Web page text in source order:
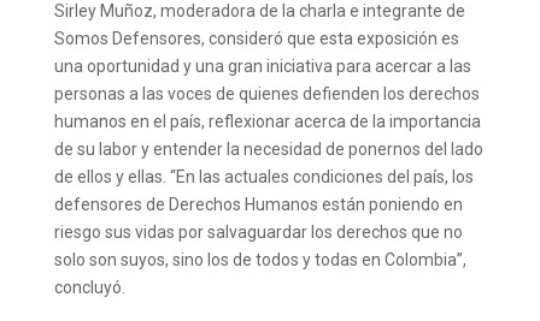
Sirley Muñoz, moderadora de la charla e integrante de
Somos Defensores, consideró que esta exposición es
una oportunidad y una gran iniciativa para acercar a las
personas a las voces de quienes defienden los derechos
humanos en el país, reflexionar acerca de la importancia
de su labor y entender la necesidad de ponernos del lado
de ellos y ellas. “En las actuales condiciones del país, los
defensores de Derechos Humanos están poniendo en
riesgo sus vidas por salvaguardar los derechos que no
solo son suyos, sino los de todos y todas en Colombia”,
concluyó.